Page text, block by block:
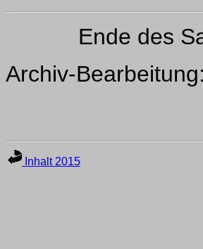
Ende des
Archiv-
Inhalt 2015